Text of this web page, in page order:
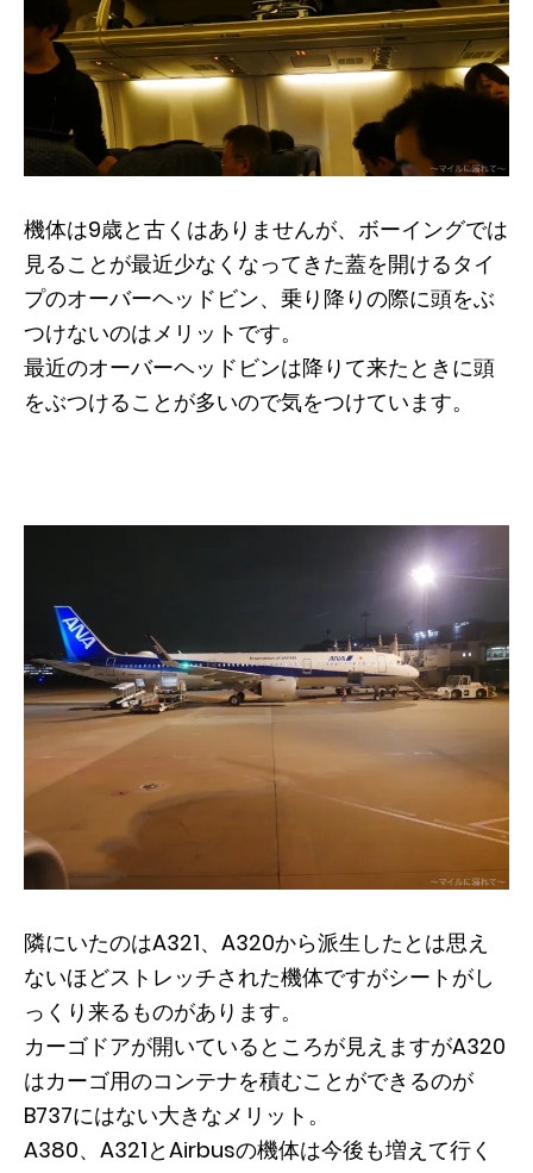
機体は9歳と古くはありませんが、ボーイングでは
見ることが最近少なくなってきた蓋を開けるタイ
プのオーバーヘッドビン、乗り降りの際に頭をぶ
つけないのはメリットです。
最近のオーバーヘッドビンは降りて来たときに頭
をぶつけることが多いので気をつけています。
隣にいたのはA321、A320から派生したとは思え
ないほどストレッチされた機体ですがシートがし
っくり来るものがあります。
カーゴドアが開いているところが見えますがA320
はカーゴ用のコンテナを積むことができるのが
B737にはない大きなメリット。
A380、A321とAirbusの機体は今後も増えて行く